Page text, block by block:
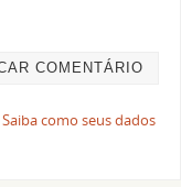
Saiba como seus dados